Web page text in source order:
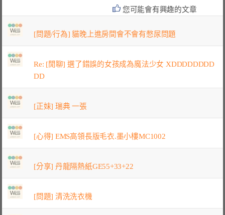
您可能會有興趣的文章
[問題/行為] 貓晚上進房間會不會有憋尿問題
Re: [閒聊] 選了錯誤的女孩成為魔法少女 XDDDDDDDD
DD
[正妹] 瑞典 一張
[心得] EMS高領長版毛衣.墨小樓MC1002
[分享] 丹龍隔熱紙GE55+33+22
[問題] 清洗洗衣機